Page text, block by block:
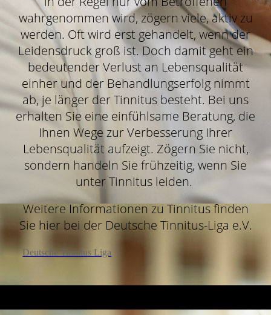
wahrgenommen wird, zögern viele, aktiv zu
werden. Oft wird erst gehandelt, wenn der
Leidensdruck groß ist. Doch damit geht ein
bedeutender Verlust an Lebensqualität
einher und der Behandlungserfolg nimmt
ab, je länger der Tinnitus besteht. Bei uns
erhalten Sie eine einfühlsame Beratung, die
Ihnen Wege zur Verbesserung Ihrer
Lebensqualität aufzeigt. Zögern Sie nicht,
sondern handeln Sie frühzeitig, wenn Sie
unter Tinnitus leiden.
Weitere Informationen zu Tinnitus finden
Sie hier bei der Deutsche Tinnitus-Liga e.V.
Deutsche Tinnitus Liga